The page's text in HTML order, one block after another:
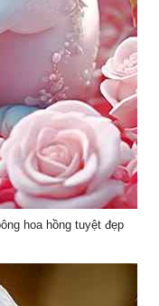
hoa hồng tuyệt đẹp